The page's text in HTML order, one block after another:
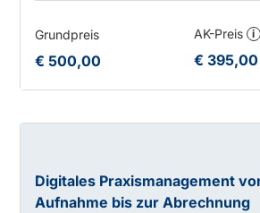
Grundpreis
€ 500,00
AK-Preis i
€ 395,00
Digitales Praxismanagement
Aufnahme bis zur Abrechnung